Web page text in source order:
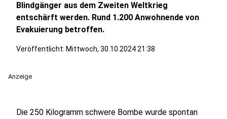
Blindgänger aus dem Zweiten Weltkrieg
entschärft werden. Rund 1.200 Anwohnende von
Evakuierung betroffen.
Veröffentlicht: Mittwoch, 30.10.2024 21:38
Anzeige
Die 250 Kilogramm schwere Bombe wurde spontan